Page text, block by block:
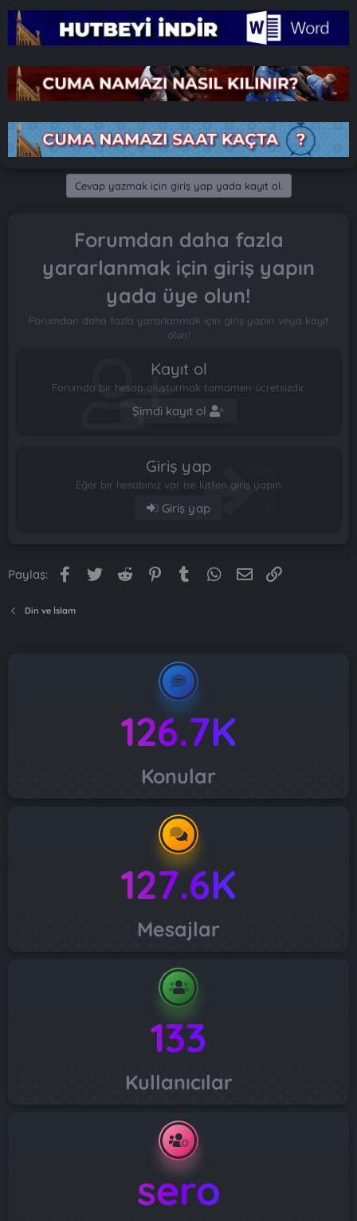
Cevap yazmak için giriş yap yada kayıt ol.
Forumdan daha fazla
yararlanmak için giriş yapın
yada üye olun!
Forumdan daha fazla yararlanmak için giriş yapın veya kayıt
olun!
Kayıt ol
Forumda bir hesap oluşturmak tamamen ücretsizdir.
Şimdi kayıt ol
Giriş yap
Eğer bir hesabınız var ise lütfen giriş yapın
Giriş yap
Paylaş: Facebook
Twitter Reddit PinterestTumblr WhatsApp
E-posta
Din ve İslam
126.7K
Konular
127.6K
Mesajlar
133
Kullanıcılar
sero